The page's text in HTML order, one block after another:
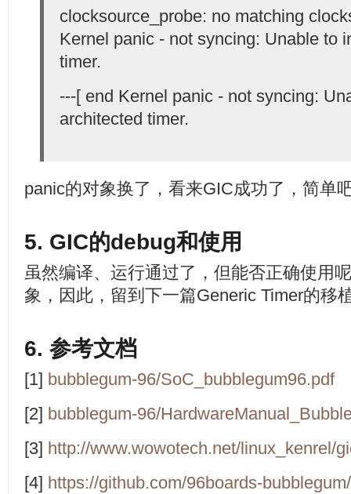
clocksource_probe: no matching
Kernel panic - not syncing: Unable to
timer.
---[ end Kernel panic - not syncing:
architected timer.
panic的对象换了，看来GIC成功了，简单
5. GIC的debug和使用
虽然编译、运行通过了，但能否正确使用
象，因此，留到下一篇Generic Timer的移
6. 参考文档
[1] bubblegum-96/SoC_bubblegum96.pdf
[2] bubblegum-96/
[3] http://www.wowotech.net/linux_kenrel/
[4] https://github.com/96boards-